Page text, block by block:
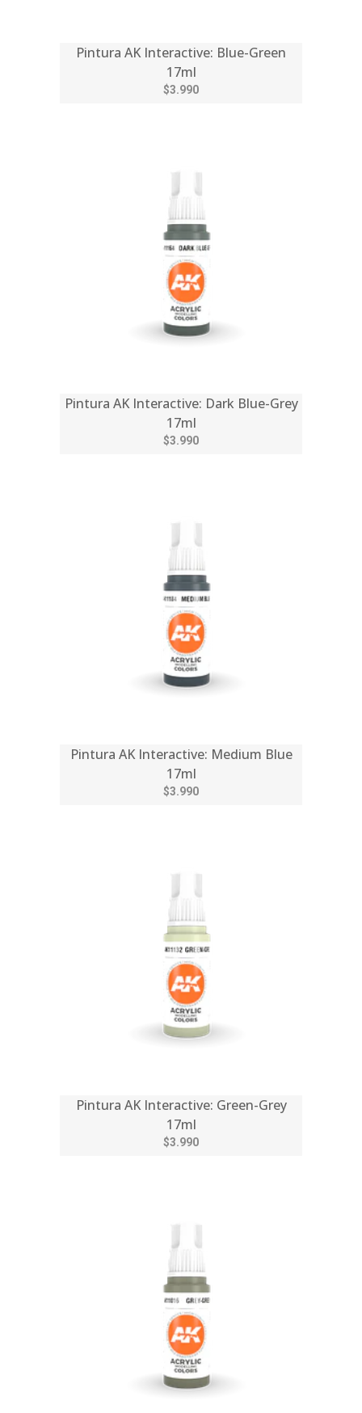
Pintura AK Interactive: Blue-Green
17ml
$3.990
Pintura AK Interactive: Dark Blue-Grey
17ml
$3.990
Pintura AK Interactive: Medium Blue
17ml
$3.990
Pintura AK Interactive: Green-Grey
17ml
$3.990